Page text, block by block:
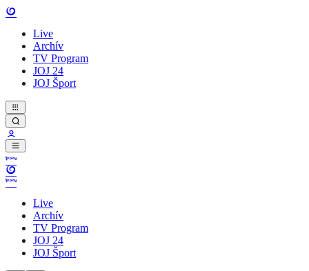
Live
Archív
TV Program
JOJ 24
JOJ Šport
Live
Archív
TV Program
JOJ 24
JOJ Šport